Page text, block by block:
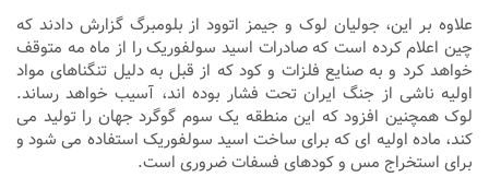
علاوه بر این، جولیان لوک و جیمز اتوود از بلومبرگ گزارش دادند که
چین اعلام کرده است که صادرات اسید سولفوریک را از ماه مه متوقف
خواهد کرد و به صنایع فلزات و کود که از قبل به دلیل تنگناهای مواد
اولیه ناشی از جنگ ایران تحت فشار بوده ‌اند، آسیب خواهد رساند.
لوک همچنین افزود که این منطقه یک سوم گوگرد جهان را تولید می‌
کند، ماده اولیه ‌ای که برای ساخت اسید سولفوریک استفاده می‌ شود و
برای استخراج مس و کودهای فسفات ضروری است.